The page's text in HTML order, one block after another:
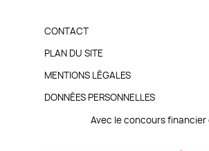
PIED
DE
PAGE
CONTACT
PLAN DU SITE
MENTIONS LÉGALES
DONNÉES PERSONNELLES
Avec le concours financier